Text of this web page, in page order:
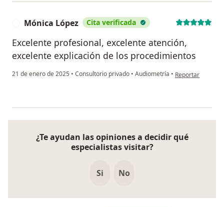
Mónica López Cita verificada
Excelente profesional, excelente atención,
excelente explicación de los procedimientos
21 de enero de 2025 • Consultorio privado • Audiometría • en opinión del
Reportar
¿Te ayudan las opiniones a decidir qué
especialistas visitar?
Si No